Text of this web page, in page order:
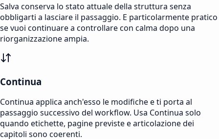
Salva conserva lo stato attuale della struttura senza
obbligarti a lasciare il passaggio. E particolarmente pratico
se vuoi continuare a controllare con calma dopo una
riorganizzazione ampia.
Continua
Continua applica anch'esso le modifiche e ti porta al
passaggio successivo del workflow. Usa Continua solo
quando etichette, pagine previste e articolazione dei
capitoli sono coerenti.